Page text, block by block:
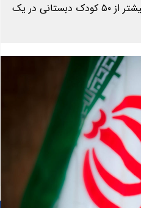
برای آزادی و کمک به مردم در ساعات اولیه تجاوز، شهادت بیشتر از ۵٠ کودک دبستانی در یک